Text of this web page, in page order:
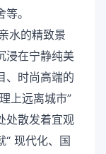
。
水的精致景
浸在宁静纯美
、时尚高端的
上远离城市”
处散发着宜观
“ 现代化、国